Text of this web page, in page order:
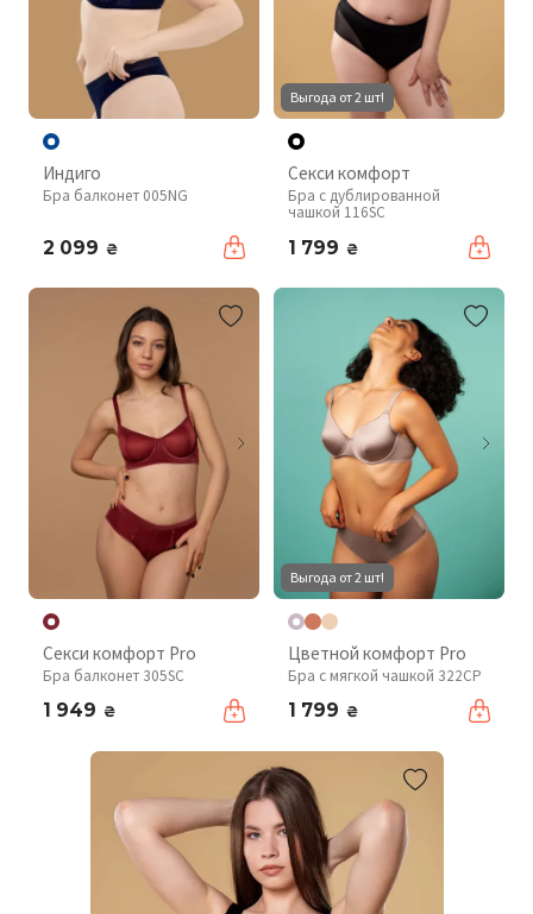
Индиго
Бра балконет 005NG
2 099 ₴
Выгода от 2 шт!
Секси комфорт
Бра с дублированной
чашкой 116SC
1 799 ₴
Секси комфорт Pro
Бра балконет 305SC
1 949 ₴
Выгода от 2 шт!
Цветной комфорт Pro
Бра с мягкой чашкой 322CP
1 799 ₴